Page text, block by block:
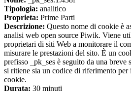
Tipologia: analitico
Proprieta: Prime Parti
Descrizione: Questo nome di cookie è
analisi web open source Piwik. Viene
proprietari di siti Web a monitorare il
misurare le prestazioni del sito. È un
prefisso _pk_ses è seguito da una breve
si ritiene sia un codice di riferimento
cookie.
Durata: 30 minuti